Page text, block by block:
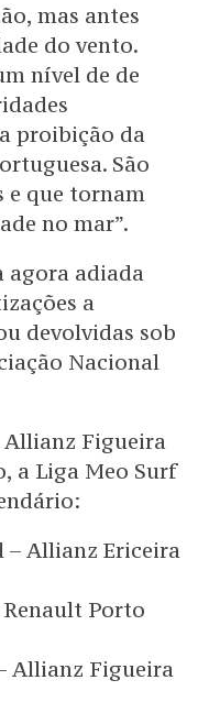
mas antes
do vento.
nível de de
proibição da
São
e que tornam
no mar”.
agora adiada
a
devolvidas sob
Nacional
Allianz Figueira
a Liga Meo Surf
– Allianz Ericeira
Renault Porto
Allianz Figueira